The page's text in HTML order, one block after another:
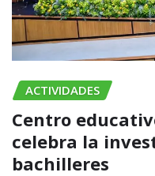
ACTIVIDADES
Centro
celebra la
bachilleres